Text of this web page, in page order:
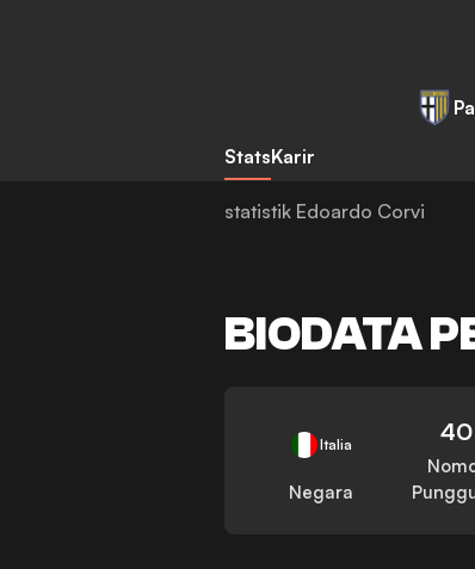
StatsKarir
statistik Edoardo Corvi
BIODATA
Italia
Negara
40